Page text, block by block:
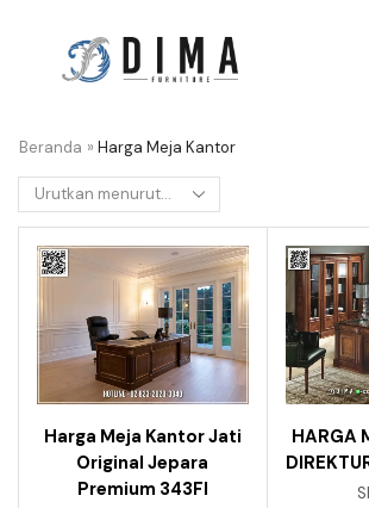
Beranda » Harga Meja Kantor
Harga Meja Kantor Jati
Original Jepara
Premium 343FI
HARGA